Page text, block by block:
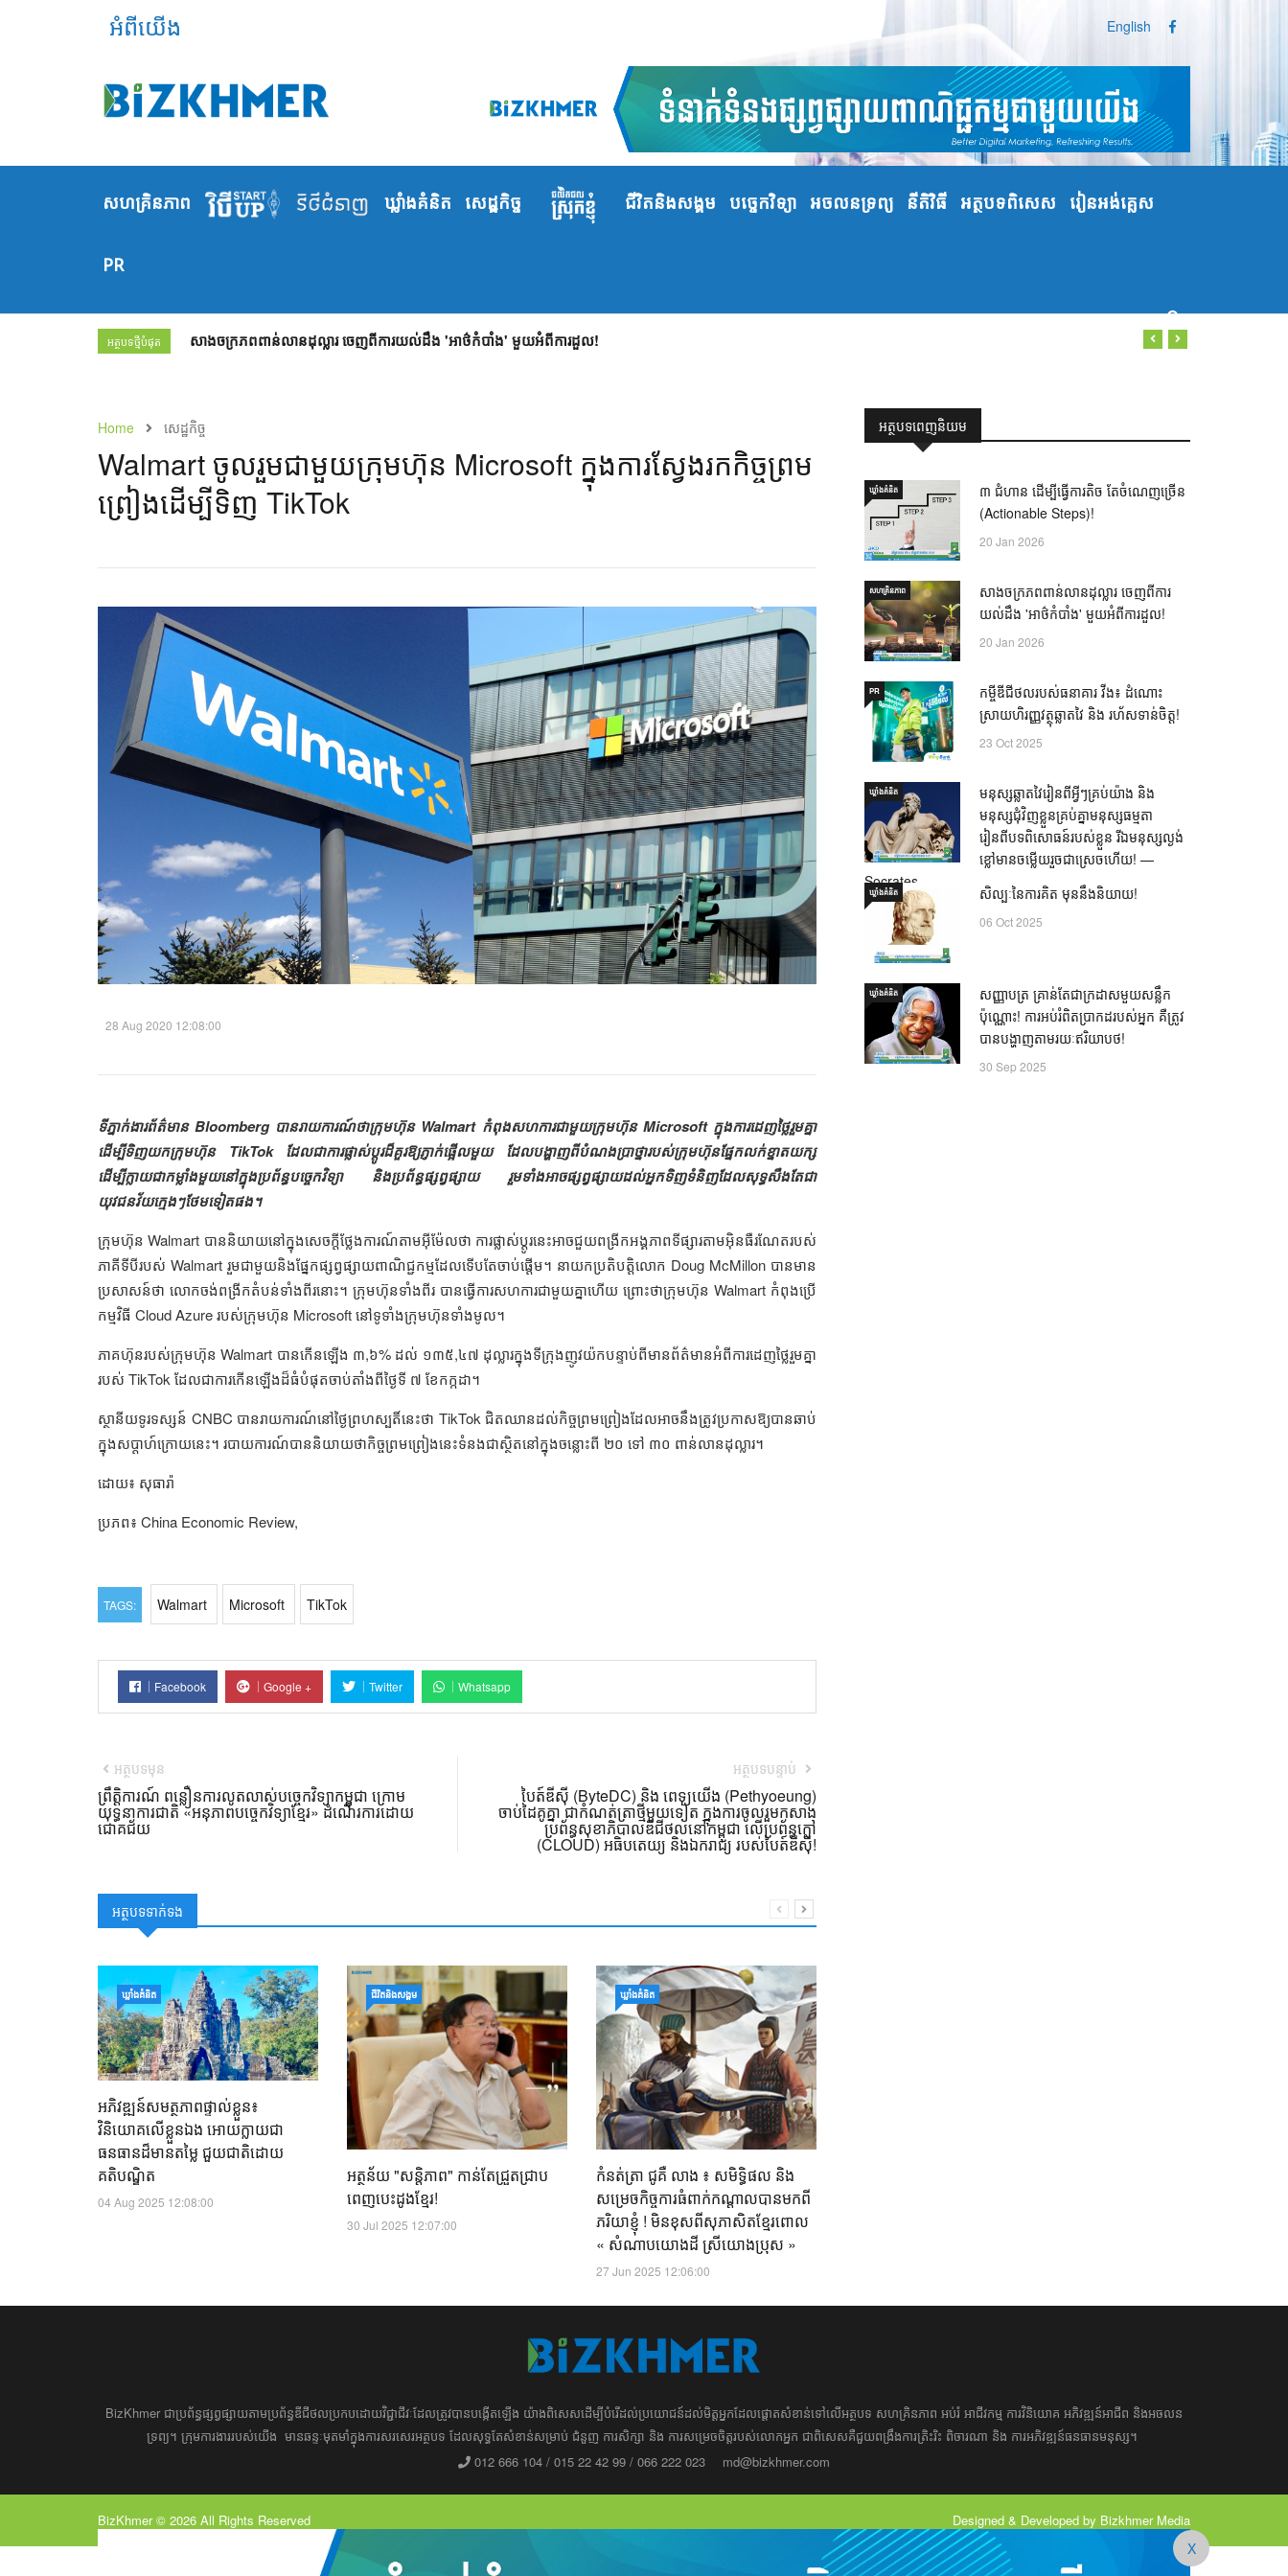
អំពីយើង English
សហគ្រិនភាព ឃ្លាំង​គំនិត សេដ្ឋកិច្ច ជីវិតនិងសង្គម បច្ចេកវិទ្យា អចលនទ្រព្យ នីតិវិធី អត្ថបទពិសេស រៀនអង់គ្លេស
PR
អត្ថបទថ្មីបំផុត សាងចក្រភពពាន់លានដុល្លារ ចេញពីការយល់ដឹង 'អាថ៌កំបាំង' មួយអំពីការដួល!
Home សេដ្ឋកិច្ច
Walmart ចូលរួមជាមួយក្រុមហ៊ុន Microsoft ក្នុងការស្វែងរកកិច្ចព្រម
ព្រៀងដើម្បីទិញ TikTok​
28 Aug 2020 12:08:00
ទីភ្នាក់ងារព័ត៌មាន Bloomberg បានរាយការណ៍ថាក្រុមហ៊ុន Walmart កំពុងសហការជាមួយក្រុមហ៊ុន Microsoft ក្នុងការដេញថ្លៃរួមគ្នា
ដើម្បីទិញយកក្រុមហ៊ុន TikTok ដែលជាការផ្លាស់ប្តូរដ៏គួរឱ្យភ្ញាក់ផ្អើលមួយ ដែលបង្ហាញពីបំណងប្រាថ្នារបស់ក្រុមហ៊ុនផ្នែកលក់ខ្នាតយក្ស
ដើម្បីក្លាយជាកម្លាំងមួយនៅក្នុងប្រព័ន្ធបច្ចេកវិទ្យា និងប្រព័ន្ធផ្សព្វផ្សាយ រួមទាំងអាចផ្សព្វផ្សាយដល់អ្នកទិញទំនិញដែលសុទ្ធសឹងតែជា
យុវជនវ័យក្មេងៗថែមទៀតផង។
ក្រុមហ៊ុន Walmart បាននិយាយនៅក្នុងសេចក្តីថ្លែងការណ៍តាមអ៊ីម៉ែលថា ការផ្លាស់ប្តូរនេះអាចជួយពង្រីកអង្គភាពទីផ្សារតាមអ៊ិនធឺរណែតរបស់
ភាគីទីបីរបស់ Walmart រួមជាមួយនិងផ្នែកផ្សព្វផ្សាយពាណិជ្ជកម្មដែលទើបតែចាប់ផ្តើម។ នាយកប្រតិបត្តិលោក Doug McMillon បានមាន
ប្រសាសន៍ថា លោកចង់ពង្រីកតំបន់ទាំងពីរនោះ។ ក្រុមហ៊ុនទាំងពីរ បានធ្វើការសហការជាមួយគ្នាហើយ ព្រោះថាក្រុមហ៊ុន Walmart កំពុងប្រើ
កម្មវិធី Cloud Azure របស់ក្រុមហ៊ុន Microsoft នៅទូទាំងក្រុមហ៊ុនទាំងមូល។
ភាគហ៊ុនរបស់ក្រុមហ៊ុន Walmart បានកើនឡើង ៣,៦% ដល់ ១៣៥,៤៧ ដុល្លារក្នុងទីក្រុងញូវយ៉កបន្ទាប់ពីមានព័ត៌មានអំពីការដេញថ្លៃរួមគ្នា
របស់ TikTok ដែលជាការកើនឡើងដ៏ធំបំផុតចាប់តាំងពីថ្ងៃទី ៧ ខែកក្កដា។
ស្ថានីយទូរទស្សន៍ CNBC បានរាយការណ៍នៅថ្ងៃព្រហស្បតិ៍នេះថា TikTok ជិតឈានដល់កិច្ចព្រមព្រៀងដែលអាចនឹងត្រូវប្រកាសឱ្យបានឆាប់
ក្នុងសប្តាហ៍ក្រោយនេះ។ របាយការណ៍បាននិយាយថាកិច្ចព្រមព្រៀងនេះទំនងជាស្ថិតនៅក្នុងចន្លោះពី ២០ ទៅ ៣០ ពាន់លានដុល្លារ។
ដោយ៖ សុធារ៉ា
ប្រភព៖ China Economic Review,
TAGS: Walmart Microsoft TikTok
Facebook Google + Twitter Whatsapp
អត្ថបទមុន
ព្រឹត្តិការណ៍ ពន្លឿនការលូតលាស់បច្ចេកវិទ្យាកម្ពុជា ក្រោម
យុទ្ធនាការជាតិ «អនុភាពបច្ចេកវិទ្យាខ្មែរ» ដំណើរការដោយ
ជោគជ័យ
អត្ថបទបន្ទាប់
បៃត៍ឌីស៊ី (ByteDC) និង ពេទ្យយើង (Pethyoeung)
ចាប់ដៃគូគ្នា ជាកំណត់ត្រាថ្មីមួយទៀត ក្នុងការចូលរួមកសាង
ប្រព័ន្ធសុខាភិបាលឌីជីថល​នៅកម្ពុជា លើប្រព័ន្ធក្លៅ
(CLOUD) អធិបតេយ្យ និងឯករាជ្យ របស់បៃត៍ឌីស៊ី!
អត្ថបទទាក់ទង
ឃ្លាំង​គំនិត
អភិវឌ្ឍន៍សមត្ថភាពផ្ទាល់ខ្លួន៖
វិនិយោគលើខ្លួនឯង អោយក្លាយជា
ធនធានដ៏មានតម្លៃ ជួយជាតិដោយ
គតិបណ្ឌិត
04 Aug 2025 12:08:00
ជីវិតនិងសង្គម
អត្ថន័យ "សន្តិភាព" កាន់តែជ្រួតជ្រាប
ពេញបេះដូងខ្មែរ!
30 Jul 2025 12:07:00
ឃ្លាំង​គំនិត
កំនត់ត្រា ជូគឺ លាង ៖ សមិទ្ធិផល និង
សម្រេចកិច្ចការធំពាក់កណ្តាលបានមកពី
ភរិយាខ្ញុំ ! មិនខុសពីសុភាសិតខ្មែរពោល
« សំណាបយោងដី ស្រីយោងប្រុស »
27 Jun 2025 12:06:00
អត្ថបទពេញនិយម
ឃ្លាំង​គំនិត
៣ ជំហាន ដើម្បីធ្វើការតិច តែចំណេញច្រើន
(Actionable Steps)!
20 Jan 2026
សហគ្រិនភាព
សាងចក្រភពពាន់លានដុល្លារ ចេញពីការ
យល់ដឹង 'អាថ៌កំបាំង' មួយអំពីការដួល!
20 Jan 2026
PR
កម្ចីឌីជីថលរបស់ធនាគារ វីង៖ ដំណោះ
ស្រាយហិរញ្ញវត្ថុឆ្លាតវៃ និង រហ័សទាន់ចិត្ត!
23 Oct 2025
ឃ្លាំង​គំនិត
មនុស្សឆ្លាតវៃរៀនពីអ្វីៗគ្រប់យ៉ាង និង
មនុស្សជុំវិញខ្លួនគ្រប់គ្នាមនុស្សធម្មតា
រៀនពីបទពិសោធន៍របស់ខ្លួន រីឯមនុស្សល្ងង់
ខ្លៅមានចម្លើយរួចជាស្រេចហើយ! —
Socrates
21 Oct 2025
ឃ្លាំង​គំនិត សិល្បៈនៃការគិត មុននឹងនិយាយ!
06 Oct 2025
ឃ្លាំង​គំនិត
សញ្ញាបត្រ គ្រាន់តែជាក្រដាសមួយសន្លឹក
ប៉ុណ្ណោះ! ការអប់រំពិតប្រាកដរបស់អ្នក គឺត្រូវ
បានបង្ហាញតាមរយៈឥរិយាបថ!
30 Sep 2025
BizKhmer ​ជា​​ប្រព័ន្ធ​ផ្សព្វផ្សាយ​តាម​ប្រព័ន្ធ​ឌីជីថល​​​ប្រកប​ដោយ​វិជ្ជាជីវៈ​ដែល​​​ត្រូវ​បាន​បង្កើតឡើង យ៉ាង​ពិសេស​​ដើម្បី​បំរើ​ដល់​ប្រយោជន៍​​​ដល់​មិត្ត​អ្នក​ដែល​ផ្ដោត​សំខាន់​ទៅ​លើ​អត្ថបទ​ សហគ្រិន​ភាព អប់រំ ​​អាជីវកម្ម​ ​ការ​វិនិយោគ​ ​អភិវឌ្ឍន៍​អាជីព​ និង​អចលន
ទ្រព្យ។ ​ក្រុម​​ការងារ​របស់​យើង​ ​​ មាន​ឆន្ទៈ​​មុតមាំ​​​ក្នុង​​ការ​សរសេរ​​អត្ថបទ​​ ដែល​សុទ្ធតែ​សំខាន់​សម្រាប់​ ជំនួញ​ ការសិក្សា​ ​និង ការ​សម្រេច​ចិត្ត​របស់​​លោក​អ្នក​ ជាពិសេស​​គឺ​​ជួយ​ពង្រឹង​ការ​ត្រិះរិះ ពិចារណា​ ​និង ​ការអភិវឌ្ឍន៍​ធនធាន​មនុស្ស។ ​​​​
012 666 104 / 015 22 42 99 / 066 222 023
md@bizkhmer.com
BizKhmer © 2026 All Rights Reserved Designed & Developed by Bizkhmer Media
X